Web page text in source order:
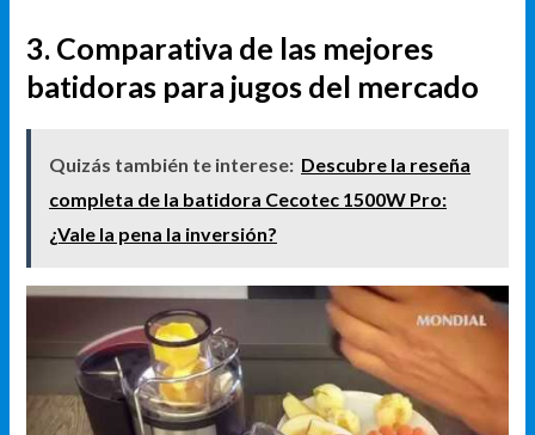
3. Comparativa de las mejores
batidoras para jugos del mercado
Quizás también te interese: Descubre la reseña
completa de la batidora Cecotec 1500W Pro:
¿Vale la pena la inversión?